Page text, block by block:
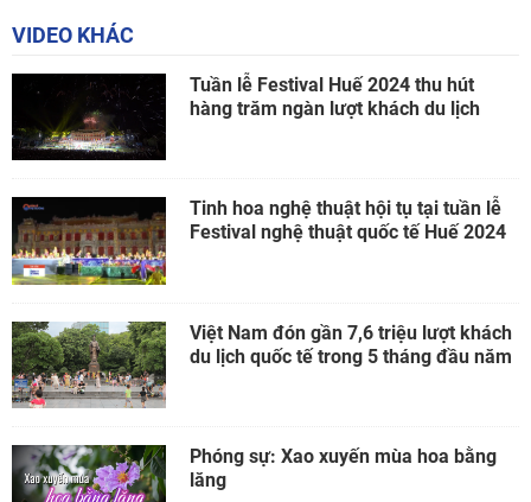
VIDEO KHÁC
Tuần lễ Festival Huế 2024 thu hút
hàng trăm ngàn lượt khách du lịch
Tinh hoa nghệ thuật hội tụ tại tuần lễ
Festival nghệ thuật quốc tế Huế 2024
Việt Nam đón gần 7,6 triệu lượt khách
du lịch quốc tế trong 5 tháng đầu năm
Phóng sự: Xao xuyến mùa hoa bằng
lăng